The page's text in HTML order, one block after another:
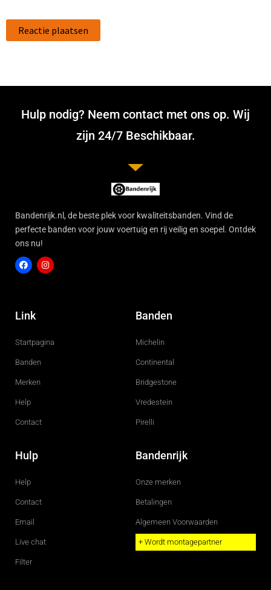
Hulp nodig? Neem contact met ons op. Wij
zijn 24/7 Beschikbaar.
Bandenrijk.nl, de beste plek voor kwaliteitsbanden. Vind de
perfecte banden voor jouw voertuig en rij veilig en soepel. Ontdek
ons nu!
c
e
o
g
r
Link
Startpagina
Banden
Merken
Help
Contact
Banden
Michelin
Continental
Bridgestone
Vredestein
Pirelli
Hulp
Help
Contact
Email
Live chat
Filter
Bandenrijk
Onze merken
Betalingen
Algemeen Voorwaarden
+ Wordt montagepartner